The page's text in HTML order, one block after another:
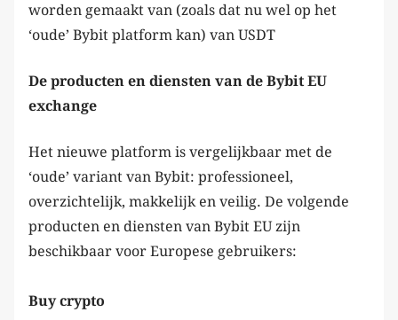
worden gemaakt van (zoals dat nu wel op het
‘oude’ Bybit platform kan) van USDT
De producten en diensten van de Bybit EU
exchange
Het nieuwe platform is vergelijkbaar met de
‘oude’ variant van Bybit: professioneel,
overzichtelijk, makkelijk en veilig. De volgende
producten en diensten van Bybit EU zijn
beschikbaar voor Europese gebruikers:
Buy crypto